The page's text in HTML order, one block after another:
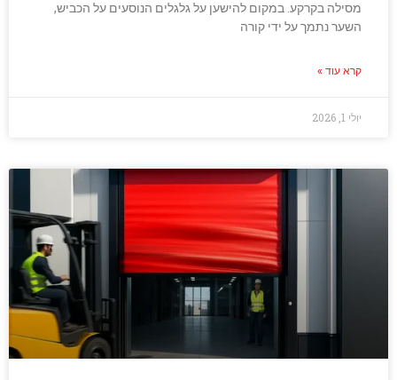
מסילה בקרקע. במקום להישען על גלגלים הנוסעים על הכביש,
השער נתמך על ידי קורה
קרא עוד »
יולי 1, 2026